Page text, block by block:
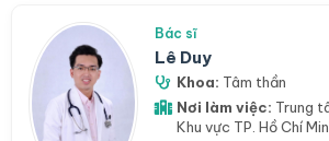
Bác sĩ
Lê Duy
Khoa: Tâm thần
Nơi làm việc: Trung
Khu vực TP. Hồ Chí